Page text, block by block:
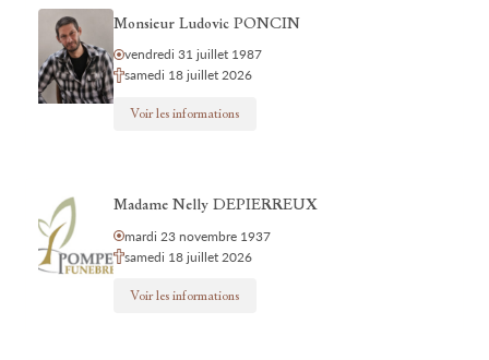
Monsieur Ludovic PONCIN
vendredi 31 juillet 1987
samedi 18 juillet 2026
Voir les informations
Madame Nelly DEPIERREUX
mardi 23 novembre 1937
samedi 18 juillet 2026
Voir les informations